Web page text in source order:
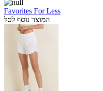
Favorites For Less
המוצר נוסף לסל